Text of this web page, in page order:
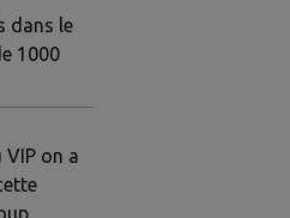
dans le
1000
VIP on a